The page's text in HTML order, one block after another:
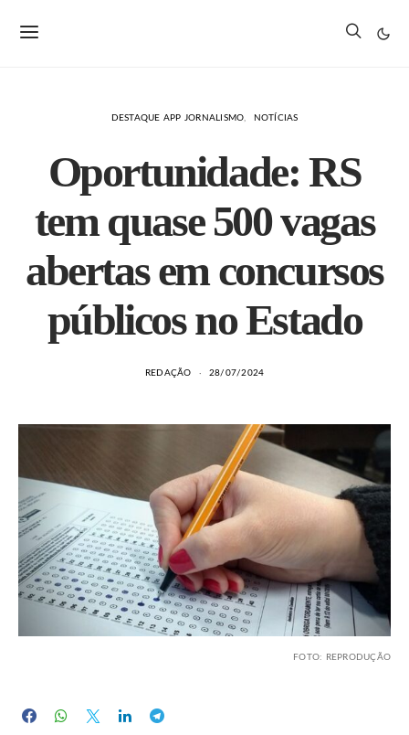
DESTAQUE APP JORNALISMO NOTÍCIAS
Oportunidade: RS
tem quase 500 vagas
abertas em concursos
públicos no Estado
REDAÇÃO 28/07/2024
FOTO: REPRODUÇÃO